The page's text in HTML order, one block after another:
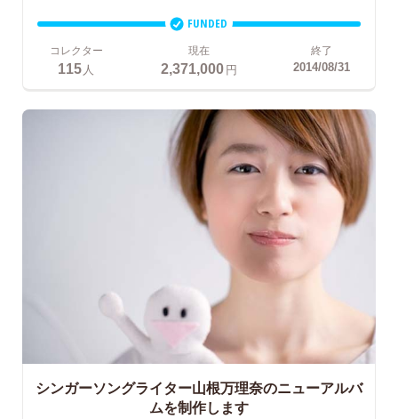
FUNDED
コレクター
115 人
現在
2,371,000円
終了
2014/08/31
シンガーソングライター山根万理奈のニューアルバ
ムを制作します